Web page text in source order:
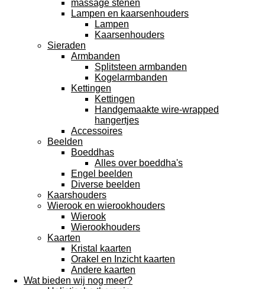
massage stenen
Lampen en kaarsenhouders
Lampen
Kaarsenhouders
Sieraden
Armbanden
Splitsteen armbanden
Kogelarmbanden
Kettingen
Kettingen
Handgemaakte wire-wrapped
hangertjes
Accessoires
Beelden
Boeddhas
Alles over boeddha's
Engel beelden
Diverse beelden
Kaarshouders
Wierook en wierookhouders
Wierook
Wierookhouders
Kaarten
Kristal kaarten
Orakel en Inzicht kaarten
Andere kaarten
Wat bieden wij nog meer?